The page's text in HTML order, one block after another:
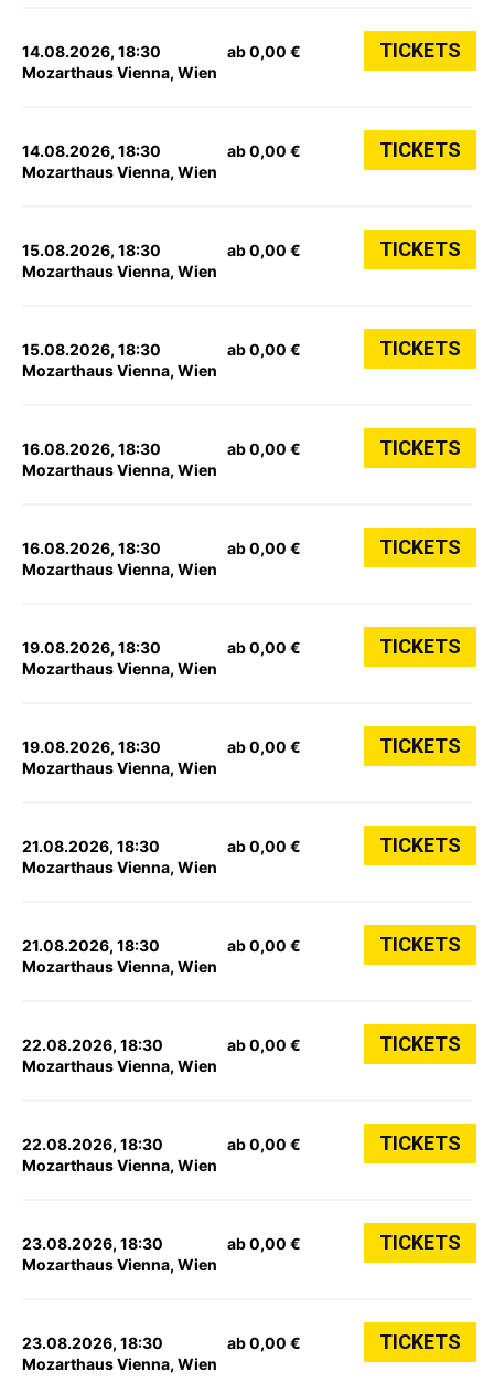
14.08.2026, 18:30
Mozarthaus Vienna, Wien
ab 0,00 € TICKETS
14.08.2026, 18:30
Mozarthaus Vienna, Wien
ab 0,00 € TICKETS
15.08.2026, 18:30
Mozarthaus Vienna, Wien
ab 0,00 € TICKETS
15.08.2026, 18:30
Mozarthaus Vienna, Wien
ab 0,00 € TICKETS
16.08.2026, 18:30
Mozarthaus Vienna, Wien
ab 0,00 € TICKETS
16.08.2026, 18:30
Mozarthaus Vienna, Wien
ab 0,00 € TICKETS
19.08.2026, 18:30
Mozarthaus Vienna, Wien
ab 0,00 € TICKETS
19.08.2026, 18:30
Mozarthaus Vienna, Wien
ab 0,00 € TICKETS
21.08.2026, 18:30
Mozarthaus Vienna, Wien
ab 0,00 € TICKETS
21.08.2026, 18:30
Mozarthaus Vienna, Wien
ab 0,00 € TICKETS
22.08.2026, 18:30
Mozarthaus Vienna, Wien
ab 0,00 € TICKETS
22.08.2026, 18:30
Mozarthaus Vienna, Wien
ab 0,00 € TICKETS
23.08.2026, 18:30
Mozarthaus Vienna, Wien
ab 0,00 € TICKETS
23.08.2026, 18:30
Mozarthaus Vienna, Wien
ab 0,00 € TICKETS